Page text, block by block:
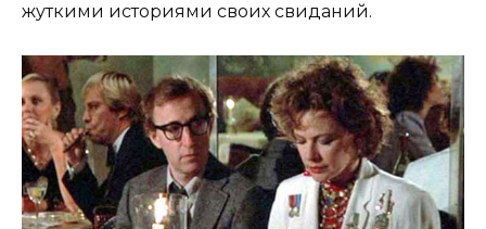
жуткими историями своих свиданий.